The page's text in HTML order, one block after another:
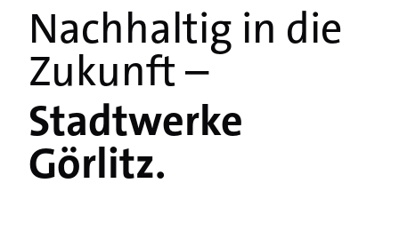
Nachhaltig in die
Zukunft –
Stadtwerke
Görlitz.